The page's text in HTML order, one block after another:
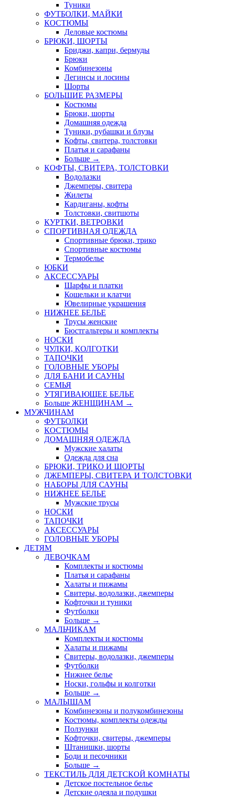
Туники
ФУТБОЛКИ, МАЙКИ
КОСТЮМЫ
Деловые костюмы
БРЮКИ, ШОРТЫ
Бриджи, капри, бермуды
Брюки
Комбинезоны
Легинсы и лосины
Шорты
БОЛЬШИЕ РАЗМЕРЫ
Костюмы
Брюки, шорты
Домашняя одежда
Туники, рубашки и блузы
Кофты, свитера, толстовки
Платья и сарафаны
Больше →
КОФТЫ, СВИТЕРА, ТОЛСТОВКИ
Водолазки
Джемперы, свитера
Жилеты
Кардиганы, кофты
Толстовки, свитшоты
КУРТКИ, ВЕТРОВКИ
СПОРТИВНАЯ ОДЕЖДА
Спортивные брюки, трико
Спортивные костюмы
Термобелье
ЮБКИ
AКСЕССУАРЫ
Шарфы и платки
Кошельки и клатчи
Ювелирные украшения
НИЖНЕЕ БЕЛЬЕ
Трусы женские
Бюстгальтеры и комплекты
НОСКИ
ЧУЛКИ, КОЛГОТКИ
ТАПОЧКИ
ГОЛОВНЫЕ УБОРЫ
ДЛЯ БАНИ И САУНЫ
СЕМЬЯ
УТЯГИВАЮЩЕЕ БЕЛЬЕ
Больше ЖЕНЩИНАМ →
МУЖЧИНАМ
ФУТБОЛКИ
КОСТЮМЫ
ДОМАШНЯЯ ОДЕЖДА
Мужские халаты
Одежда для сна
БРЮКИ, ТРИКО И ШОРТЫ
ДЖЕМПЕРЫ, СВИТЕРА И ТОЛСТОВКИ
НАБОРЫ ДЛЯ САУНЫ
НИЖНЕЕ БЕЛЬЕ
Мужские трусы
НОСКИ
ТАПОЧКИ
АКСЕССУАРЫ
ГОЛОВНЫЕ УБОРЫ
ДЕТЯМ
ДЕВОЧКАМ
Комплекты и костюмы
Платья и сарафаны
Халаты и пижамы
Свитеры, водолазки, джемперы
Кофточки и туники
Футболки
Больше →
МАЛЬЧИКАМ
Комплекты и костюмы
Халаты и пижамы
Свитеры, водолазки, джемперы
Футболки
Нижнее белье
Носки, гольфы и колготки
Больше →
МАЛЫШАМ
Комбинезоны и полукомбинезоны
Костюмы, комплекты одежды
Ползунки
Кофточки, свитеры, джемперы
Штанишки, шорты
Боди и песочники
Больше →
ТЕКСТИЛЬ ДЛЯ ДЕТСКОЙ КОМНАТЫ
Детское постельное белье
Детские одеяла и подушки